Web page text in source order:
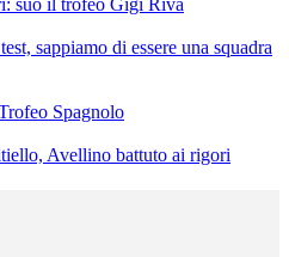
sappiamo di essere una squadra
Spagnolo
Avellino battuto ai rigori